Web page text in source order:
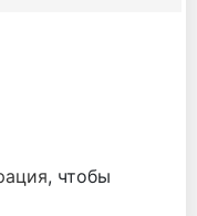
, чтобы